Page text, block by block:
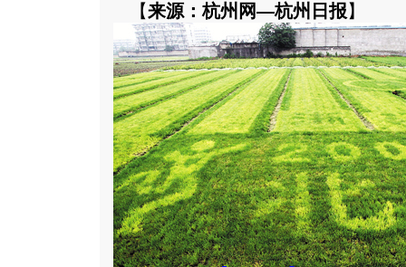
【来源：杭州网—杭州日报】